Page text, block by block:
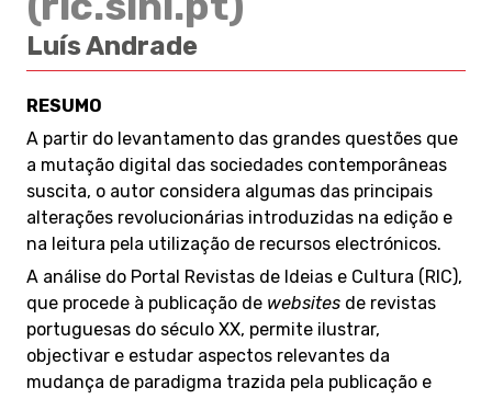
Luís Andrade
RESUMO
A partir do levantamento das grandes questões que
a mutação digital das sociedades contemporâneas
suscita, o autor considera algumas das principais
alterações revolucionárias introduzidas na edição e
na leitura pela utilização de recursos electrónicos.
A análise do Portal Revistas de Ideias e Cultura (RIC),
que procede à publicação de websites de revistas
portuguesas do século XX, permite ilustrar,
objectivar e estudar aspectos relevantes da
mudança de paradigma trazida pela publicação e